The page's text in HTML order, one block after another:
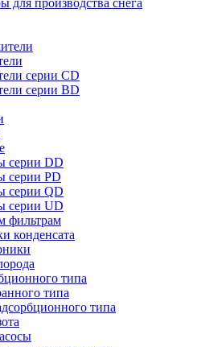
производства снега
серии CD
серии BD
серии DD
серии PD
серии QD
серии UD
фильтрам
конденсата
типа
типа
типа